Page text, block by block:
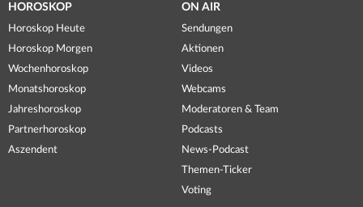
HOROSKOP
Horoskop Heute
Horoskop Morgen
Wochenhoroskop
Monatshoroskop
Jahreshoroskop
Partnerhoroskop
Aszendent
ON AIR
Sendungen
Aktionen
Videos
Webcams
Moderatoren & Team
Podcasts
News-Podcast
Themen-Ticker
Voting